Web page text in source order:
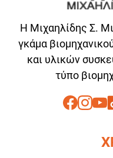
Η Μιχαηλίδης Σ.
γκάμα
και υλικών
τύπο